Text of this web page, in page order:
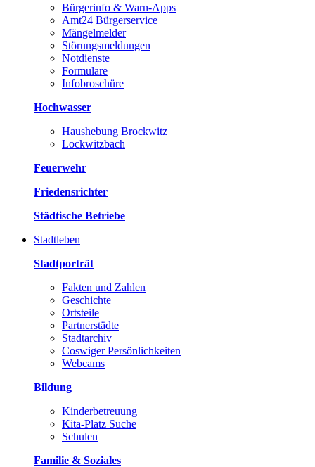
Bürgerinfo & Warn-Apps
Amt24 Bürgerservice
Mängelmelder
Störungsmeldungen
Notdienste
Formulare
Infobroschüre
Hochwasser
Haushebung Brockwitz
Lockwitzbach
Feuerwehr
Friedensrichter
Städtische Betriebe
Stadtleben
Stadtporträt
Fakten und Zahlen
Geschichte
Ortsteile
Partnerstädte
Stadtarchiv
Coswiger Persönlichkeiten
Webcams
Bildung
Kinderbetreuung
Kita-Platz Suche
Schulen
Familie & Soziales